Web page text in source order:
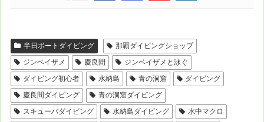
半日ボートダイビング
那覇ダイビングショップ
ジンベイザメ
慶良間
ジンベイザメと泳ぐ
ダイビング初心者
水納島 青の洞窟
ダイビング
慶良間ダイビング
青の洞窟ダイビング
スキューバダイビング
水納島ダイビング
水中マクロ